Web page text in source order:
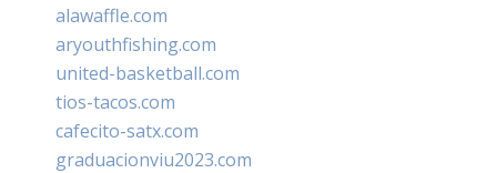
alawaffle.com
aryouthfishing.com
united-basketball.com
tios-tacos.com
cafecito-satx.com
graduacionviu2023.com